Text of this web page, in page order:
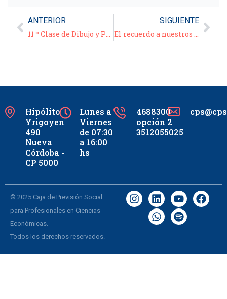
ANTERIOR
11 º Clase de Dibujo y Pintura – 02/06/21
SIGUIENTE
El recuerdo a nuestros matriculados y jubilados fallecidos
Hipólito
Yrigoyen
490
Nueva
Córdoba -
CP 5000
Lunes a
Viernes
de 07:30
a 16:00
hs
4688300
opción 2
3512055025
© 2025 Caja de Previsión Social
para Profesionales en Ciencias
Económicas.
Todos los derechos reservados.